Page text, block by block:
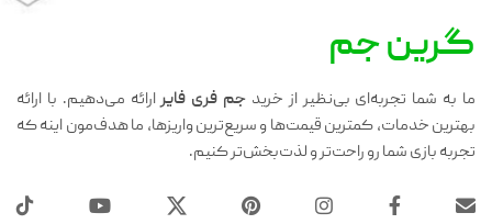
گرین جم
ما به شما تجربه‌ای بی‌نظیر از خرید جم فری فایرارائه می‌دهیم. با ارائه
بهترین خدمات، کمترین قیمت‌ها و سریع‌ترین واریزها، ما هدف‌مون اینه که
تجربه بازی شما رو راحت‌تر و لذت‌بخش‌تر کنیم.